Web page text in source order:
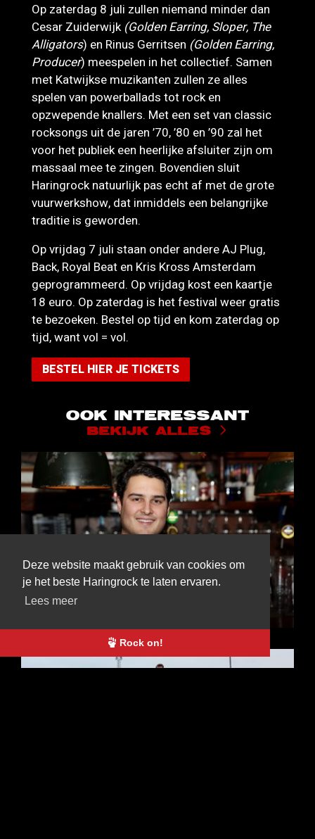
Deze website maakt gebruik van cookies om
je het beste Haringrock te laten ervaren.
Lees meer
Rock on!
Op zaterdag 8 juli zullen niemand minder dan
Cesar Zuiderwijk (Golden Earring, Sloper, The
Alligators) en Rinus Gerritsen (Golden Earring,
Producer) meespelen in het collectief. Samen
met Katwijkse muzikanten zullen ze alles
spelen van powerballads tot rock en
opzwepende knallers. Met een set van classic
rocksongs uit de jaren ’70, ’80 en ’90 zal het
voor het publiek een heerlijke afsluiter zijn om
massaal mee te zingen. Bovendien sluit
Haringrock natuurlijk pas echt af met de grote
vuurwerkshow, dat inmiddels een belangrijke
traditie is geworden.
Op vrijdag 7 juli staan onder andere AJ Plug,
Back, Royal Beat en Kris Kross Amsterdam
geprogrammeerd. Op vrijdag kost een kaartje
18 euro. Op zaterdag is het festival weer gratis
te bezoeken. Bestel op tijd en kom zaterdag op
tijd, want vol = vol.
BESTEL HIER JE TICKETS
OOK INTERESSANT
BEKIJK ALLES
15 JAN
YOURI PLUGGE
PRESENTEERT